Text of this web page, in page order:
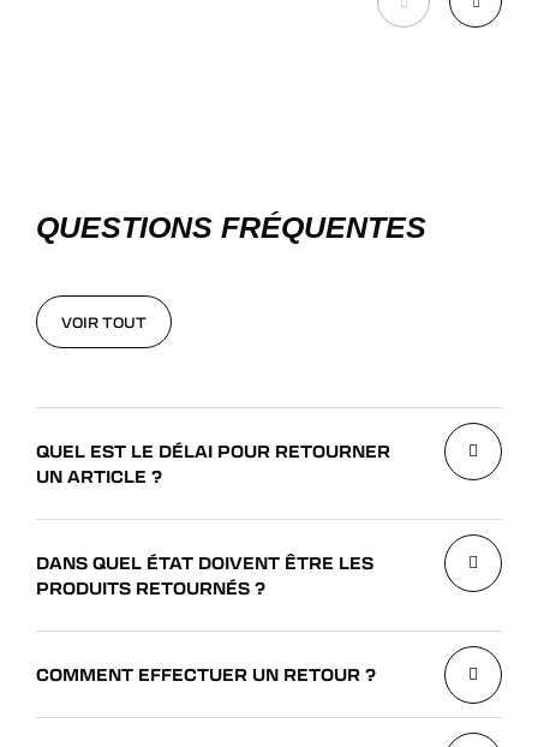
QUESTIONS FRÉQUENTES
VOIR TOUT
QUEL EST LE DÉLAI POUR RETOURNER
UN ARTICLE ?
DANS QUEL ÉTAT DOIVENT ÊTRE LES
PRODUITS RETOURNÉS ?
COMMENT EFFECTUER UN RETOUR ?